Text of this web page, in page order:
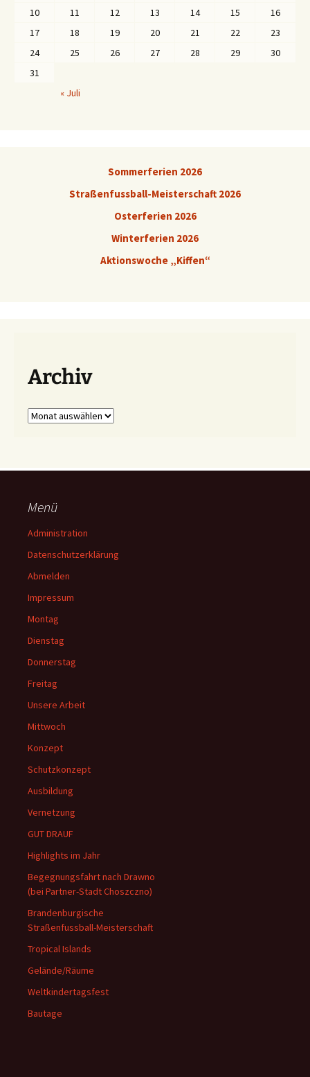
10
11 12 13 14 15
16
17
18 19 20 21 22
23
24
25 26 27 28 29
30
31
« Juli
Sommerferien 2026
Straßenfussball-Meisterschaft 2026
Osterferien 2026
Winterferien 2026
Aktionswoche „Kiffen“
Archiv
Archiv
Menü
Administration
Datenschutzerklärung
Abmelden
Impressum
Montag
Dienstag
Donnerstag
Freitag
Unsere Arbeit
Mittwoch
Konzept
Schutzkonzept
Ausbildung
Vernetzung
GUT DRAUF
Highlights im Jahr
Begegnungsfahrt nach Drawno
(bei Partner-Stadt Choszczno)
Brandenburgische
Straßenfussball-Meisterschaft
Tropical Islands
Gelände/Räume
Weltkindertagsfest
Bautage